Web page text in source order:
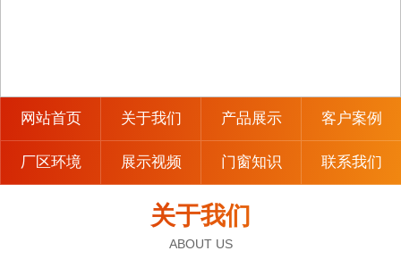
网站首页 关于我们 产品展示 客户案例
厂区环境 展示视频 门窗知识 联系我们
关于我们
ABOUT US